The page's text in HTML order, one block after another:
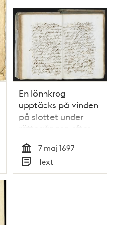
En lönnkrog
upptäcks på vinden
på slottet under
rättegången efter
den stora
slottsbranden 1697
Tid
7 maj 1697
Typ
Text